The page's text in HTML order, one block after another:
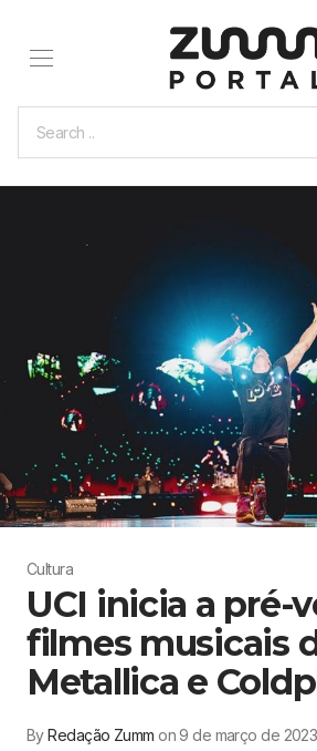
Cultura
UCI inicia a pré-
filmes musicais
Metallica e
ByRedação Zumm on 9 de março de 2023